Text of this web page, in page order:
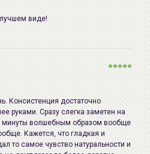
Esters, Portulaca Oleracea
Crosspolymer,
Glycosyl Trehalose,
1, Acrylates/Dimethicone
Methicone, Fragrance,
виде!
Консистенция достаточно
руками. Сразу слегка заметен на
минуты волшебным образом вообще
Кажется, что гладкая и
то самое чувство натуральности и